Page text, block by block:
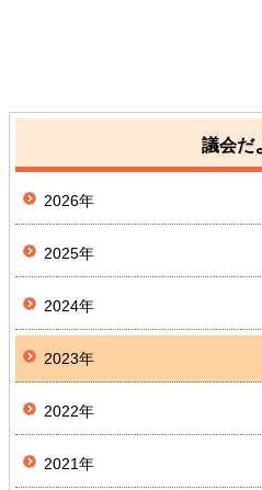
議会だ
2026年
2025年
2024年
2023年
2022年
2021年